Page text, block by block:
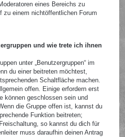
eines Bereichs zu
zu einem nichtöffentlichen Forum
und wie trete ich ihnen
unter „Benutzergruppen“ im
du einer beitreten möchtest,
Schaltfläche machen.
offen. Einige erfordern erst
können geschlossen sein und
die Gruppe offen ist, kannst du
Funktion beitreten;
so kannst du dich für
muss daraufhin deinen Antrag